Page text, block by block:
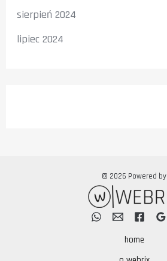
sierpień 2024
lipiec 2024
© 2026 Powered by
home